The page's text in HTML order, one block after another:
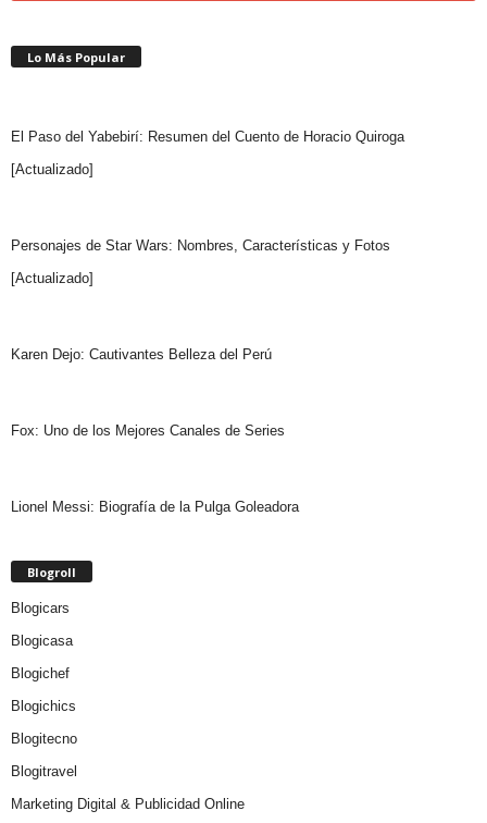
Lo Más Popular
El Paso del Yabebirí: Resumen del Cuento de Horacio Quiroga
[Actualizado]
Personajes de Star Wars: Nombres, Características y Fotos
[Actualizado]
Karen Dejo: Cautivantes Belleza del Perú
Fox: Uno de los Mejores Canales de Series
Lionel Messi: Biografía de la Pulga Goleadora
Blogroll
Blogicars
Blogicasa
Blogichef
Blogichics
Blogitecno
Blogitravel
Marketing Digital & Publicidad Online